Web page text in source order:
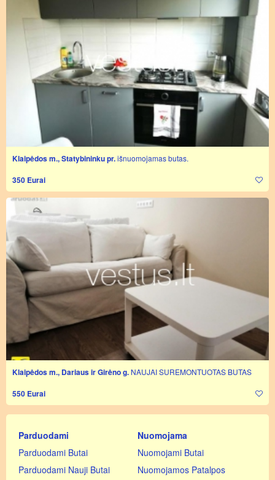
Klaipėdos m., Statybininku pr.išnuomojamas butas.
350 Eurai
Klaipėdos m., Dariaus ir Girėno g. NAUJAI SUREMONTUOTAS BUTAS
550 Eurai
Parduodami
Parduodami Butai
Parduodami Nauji Butai
Nuomojama
Nuomojami Butai
Nuomojamos Patalpos